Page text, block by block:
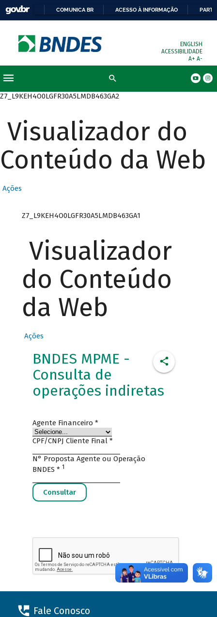
COMUNICA BR ACESSO À INFORMAÇÃO
ENGLISH
ACESSIBILIDADE
A+ A-
Z7_L9KEH4O0LGFR30A5LMDB463GA2
Visualizador do
Conteúdo da Web
Ações
Z7_L9KEH4O0LGFR30A5LMDB463GA1
Visualizador
do Conteúdo
da Web
Ações
BNDES MPME -
Consulta de
operações indiretas
Fale Conosco